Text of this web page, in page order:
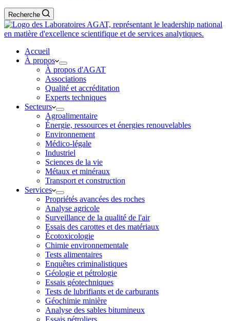
Recherche
Accueil
À propos
À propos d'AGAT
Associations
Qualité et accréditation
Experts techniques
Secteurs
Agroalimentaire
Énergie, ressources et énergies renouvelables
Environnement
Médico-légale
Industriel
Sciences de la vie
Métaux et minéraux
Transport et construction
Services
Propriétés avancées des roches
Analyse agricole
Surveillance de la qualité de l'air
Essais des carottes et des matériaux
Écotoxicologie
Chimie environnementale
Tests alimentaires
Enquêtes criminalistiques
Géologie et pétrologie
Essais géotechniques
Tests de lubrifiants et de carburants
Géochimie minière
Analyse des sables bitumineux
Essais pétroliers